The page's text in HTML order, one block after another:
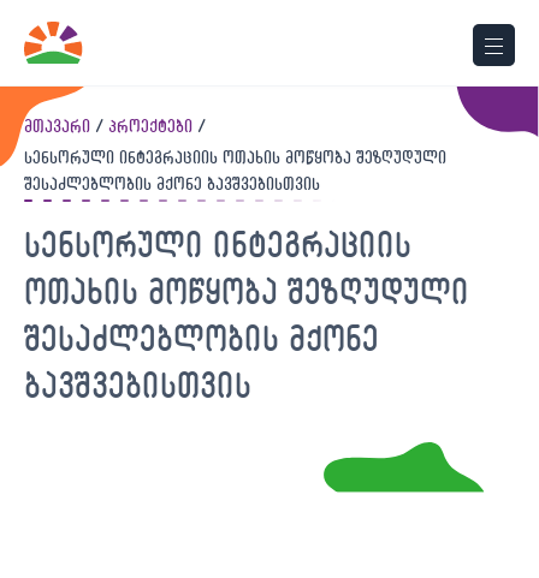
მთავარი
პროექტები
სენსორული ინტეგრაციის ოთახის მოწყობა შეზღუდული
შესაძლებლობის მქონე ბავშვებისთვის
სენსორული ინტეგრაციის
ოთახის მოწყობა შეზღუდული
შესაძლებლობის მქონე
ბავშვებისთვის